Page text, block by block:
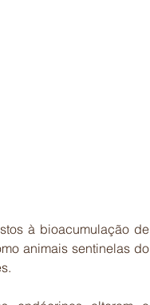
à bioacumulação de
animais sentinelas do